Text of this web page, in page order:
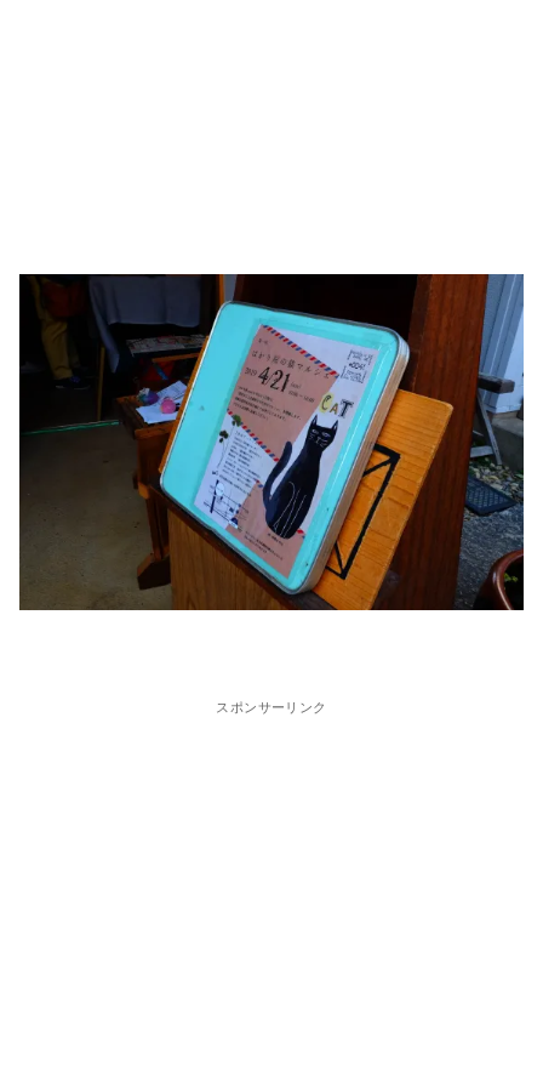
スポンサーリンク